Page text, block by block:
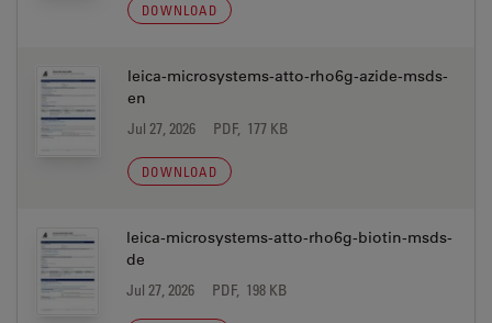
DOWNLOAD
leica-microsystems-atto-rho6g-azide-msds-
en
Jul 27, 2026 PDF, 177 KB
DOWNLOAD
leica-microsystems-atto-rho6g-biotin-msds-
de
Jul 27, 2026 PDF, 198 KB